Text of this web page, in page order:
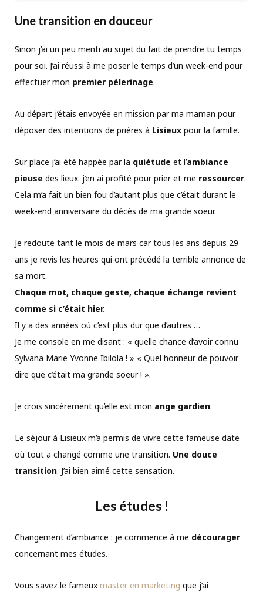
Une transition en douceur
Sinon j’ai un peu menti au sujet du fait de prendre tu temps
pour soi. J’ai réussi à me poser le temps d’un week-end pour
effectuer mon premier pèlerinage.
Au départ j’étais envoyée en mission par ma maman pour
déposer des intentions de prières à Lisieux pour la famille.
Sur place j’ai été happée par la quiétude et l’ambiance
pieuse des lieux. j’en ai profité pour prier et me ressourcer.
Cela m’a fait un bien fou d’autant plus que c’était durant le
week-end anniversaire du décès de ma grande soeur.
Je redoute tant le mois de mars car tous les ans depuis 29
ans je revis les heures qui ont précédé la terrible annonce de
sa mort.
Chaque mot, chaque geste, chaque échange revient
comme si c’était hier.
Il y a des années où c’est plus dur que d’autres …
Je me console en me disant : « quelle chance d’avoir connu
Sylvana Marie Yvonne Ibilola ! » « Quel honneur de pouvoir
dire que c’était ma grande soeur ! ».
Je crois sincèrement qu’elle est mon ange gardien.
Le séjour à Lisieux m’a permis de vivre cette fameuse date
où tout a changé comme une transition. Une douce
transition. J’ai bien aimé cette sensation.
Les études !
Changement d’ambiance : je commence à me décourager
concernant mes études.
Vous savez le fameux master en marketing que j’ai